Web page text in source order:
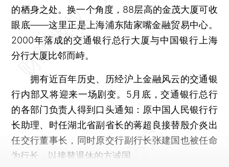
的栖身之处。换一个角度，88层高的金茂大厦可收
眼底——这里正是上海浦东陆家嘴金融贸易中心。
2000年落成的交通银行总行大厦与中国银行上海
分行大厦比邻而峙。
拥有近百年历史、历经沪上金融风云的交通银
行内部又将迎来一场剧变。5月底，交通银行总行
的各部门负责人得到口头通知：原中国人民银行行
长助理、时任湖北省副省长的蒋超良接替殷介炎出
任交行董事长，同时原交行副行长张建国也被任命
为行长，以接替退休的方诚国。